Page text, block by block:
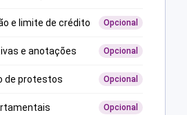
e limite de crédito Opcional
e anotações Opcional
de protestos Opcional
Opcional